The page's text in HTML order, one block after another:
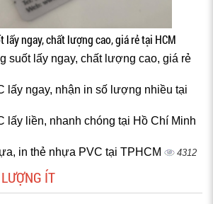
ngay, chất lượng cao, giá rẻ tại HCM
suốt lấy ngay, chất lượng cao, giá rẻ
lấy ngay, nhận in số lượng nhiều tại
lấy liền, nhanh chóng tại Hồ Chí Minh
in thẻ nhựa PVC tại TPHCM 4312
ÍT